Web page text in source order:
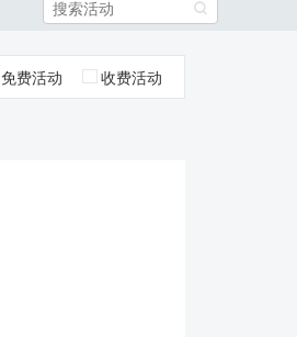

免费活动 收费活动